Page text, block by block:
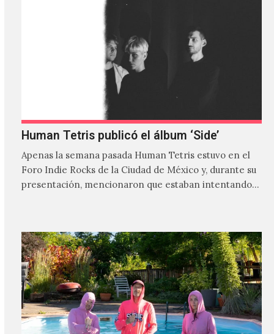
Human Tetris publicó el álbum ‘Side’
Apenas la semana pasada Human Tetris estuvo en el
Foro Indie Rocks de la Ciudad de México y, durante su
presentación, mencionaron que estaban intentando…